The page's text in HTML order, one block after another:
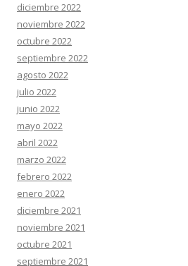
diciembre 2022
noviembre 2022
octubre 2022
septiembre 2022
agosto 2022
julio 2022
junio 2022
mayo 2022
abril 2022
marzo 2022
febrero 2022
enero 2022
diciembre 2021
noviembre 2021
octubre 2021
septiembre 2021